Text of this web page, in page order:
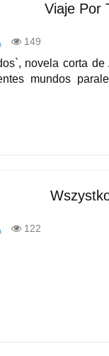
Viaje Por
149
novela corta
mundos
122